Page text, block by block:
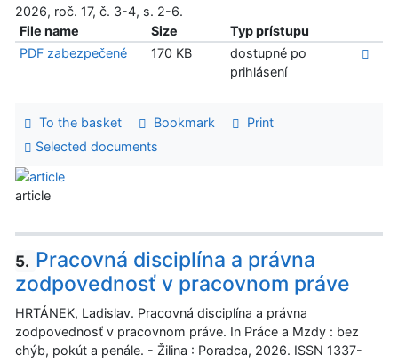
2026, roč. 17, č. 3-4, s. 2-6.
File name
Size
Typ prístupu
PDF zabezpečené
170 KB
dostupné po
prihlásení
To the basket Bookmark
Print
Selected documents
article
5. Pracovná disciplína a právna
zodpovednosť v pracovnom práve
HRTÁNEK, Ladislav. Pracovná disciplína a právna
zodpovednosť v pracovnom práve. In Práce a Mzdy : bez
chýb, pokút a penále. - Žilina : Poradca, 2026. ISSN 1337-